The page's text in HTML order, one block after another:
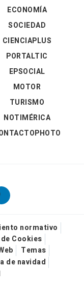
ECONOMÍA
SOCIEDAD
CIENCIAPLUS
PORTALTIC
EPSOCIAL
MOTOR
TURISMO
NOTIMÉRICA
normativo
Cookies
Temas
de navidad